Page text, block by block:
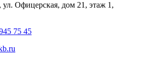
, ул. Офицерская, дом 21, этаж 1,
75 45